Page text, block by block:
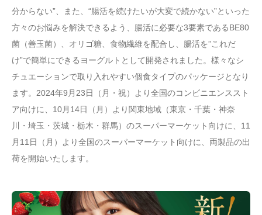
分からない”、また、“腸活を続けたいが大変で続かない”といった
方々のお悩みを解決できるよう、腸活に必要な3要素であるBE80
菌（善玉菌）、オリゴ糖、食物繊維を配合し、腸活を”これだ
け”で簡単にできるヨーグルトとして開発されました。様々なシ
チュエーションで取り入れやすい個食タイプのパッケージとなり
ます。2024年9月23日（月・祝）より全国のコンビニエンススト
ア向けに、10月14日（月）より関東地域（東京・千葉・神奈
川・埼玉・茨城・栃木・群馬）のスーパーマーケット向けに、11
月11日（月）より全国のスーパーマーケット向けに、両製品の出
荷を開始いたします。